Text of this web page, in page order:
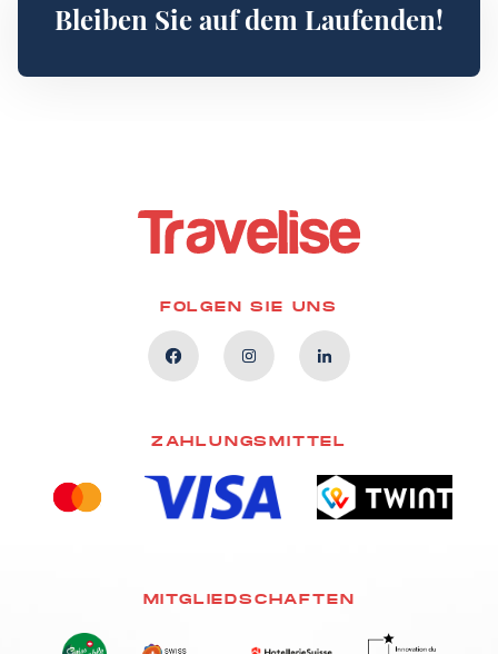
Bleiben Sie auf dem Laufenden!
FOLGEN SIE UNS
ZAHLUNGSMITTEL
MITGLIEDSCHAFTEN